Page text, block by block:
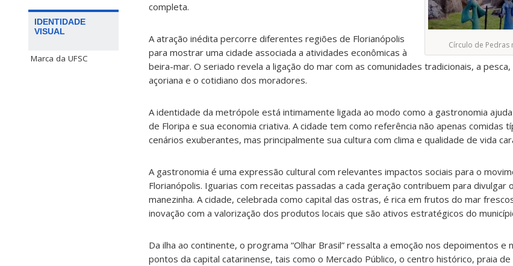
IDENTIDADE
VISUAL
Marca da UFSC
Círculo de
completa.
A atração inédita percorre diferentes regiões de Florianópolis
para mostrar uma cidade associada a atividades econômicas à
beira-mar. O seriado revela a ligação do mar com as comunidades tradicionais, a pesca,
açoriana e o cotidiano dos moradores.
A identidade da metrópole está intimamente ligada ao modo como a gastronomia
de Floripa e sua economia criativa. A cidade tem como referência não apenas comidas
cenários exuberantes, mas principalmente sua cultura com clima e qualidade de vida
A gastronomia é uma expressão cultural com relevantes impactos sociais para o
Florianópolis. Iguarias com receitas passadas a cada geração contribuem para divulgar
manezinha. A cidade, celebrada como capital das ostras, é rica em frutos do mar
inovação com a valorização dos produtos locais que são ativos estratégicos do
Da ilha ao continente, o programa “Olhar Brasil” ressalta a emoção nos depoimentos e
pontos da capital catarinense, tais como o Mercado Público, o centro histórico, praia